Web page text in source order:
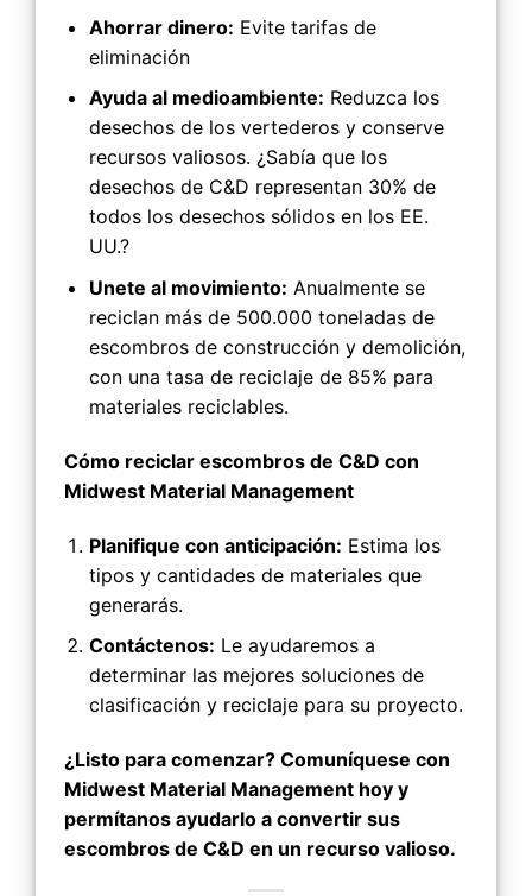
Ahorrar dinero: Evite tarifas de
eliminación
Ayuda al medioambiente: Reduzca los
desechos de los vertederos y conserve
recursos valiosos. ¿Sabía que los
desechos de C&D representan 30% de
todos los desechos sólidos en los EE.
UU.?
Unete al movimiento: Anualmente se
reciclan más de 500.000 toneladas de
escombros de construcción y demolición,
con una tasa de reciclaje de 85% para
materiales reciclables.
Cómo reciclar escombros de C&D con
Midwest Material Management
Planifique con anticipación: Estima los
tipos y cantidades de materiales que
generarás.
Contáctenos: Le ayudaremos a
determinar las mejores soluciones de
clasificación y reciclaje para su proyecto.
¿Listo para comenzar? Comuníquese con
Midwest Material Management hoy y
permítanos ayudarlo a convertir sus
escombros de C&D en un recurso valioso.